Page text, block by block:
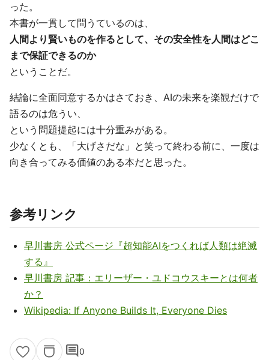
った。
本書が一貫して問うているのは、
人間より賢いものを作るとして、その安全性を人間はどこ
まで保証できるのか
ということだ。
結論に全面同意するかはさておき、AIの未来を楽観だけで
語るのは危うい、
という問題提起には十分重みがある。
少なくとも、「大げさだな」と笑って終わる前に、一度は
向き合ってみる価値のある本だと思った。
参考リンク
早川書房 公式ページ『超知能AIをつくれば人類は絶滅
する』
早川書房 記事：エリーザー・ユドコウスキーとは何者
か？
Wikipedia: If Anyone Builds It, Everyone Dies
comment0